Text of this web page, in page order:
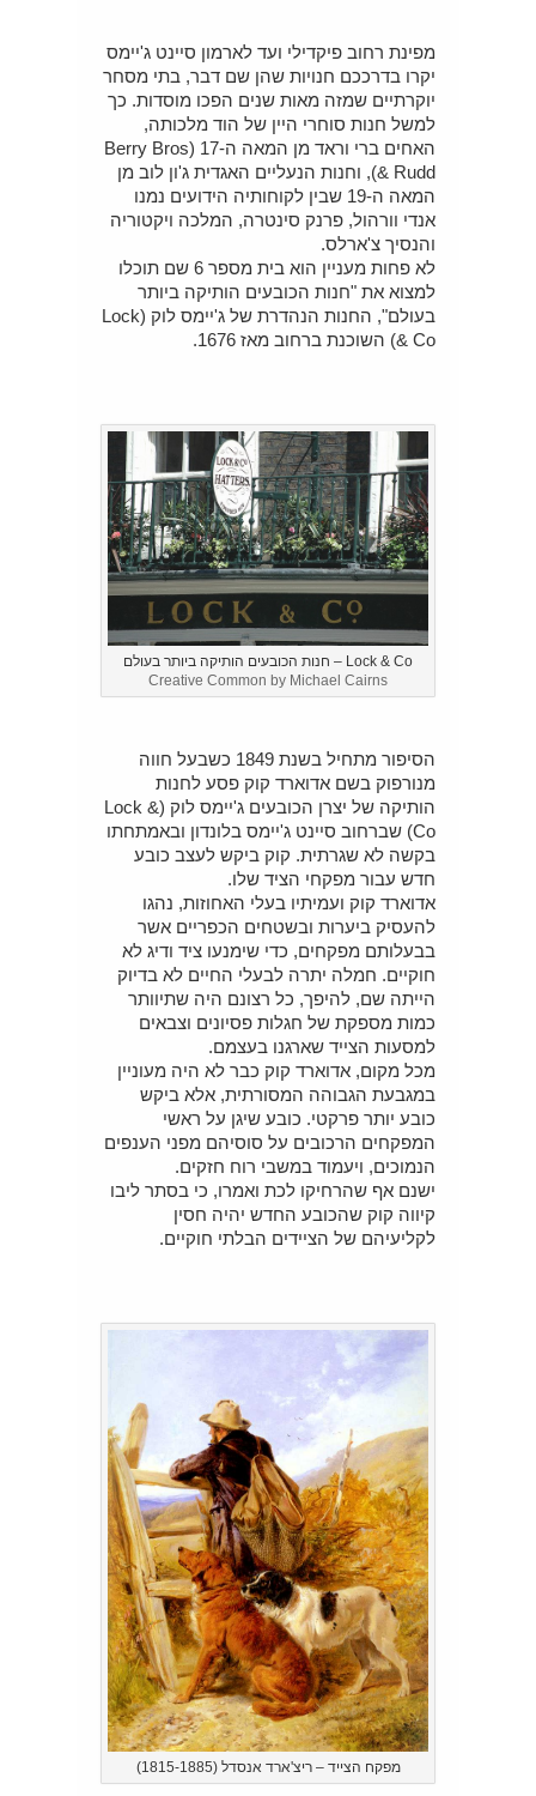
מפינת רחוב פיקדילי ועד לארמון סיינט ג'יימס
יקרו בדרככם חנויות שהן שם דבר, בתי מסחר
יוקרתיים שמזה מאות שנים הפכו מוסדות. כך
למשל חנות סוחרי היין של הוד מלכותה,
האחים ברי וראד מן המאה ה-17 (Berry Bros
& Rudd), וחנות הנעליים האגדית ג'ון לוב מן
המאה ה-19 שבין לקוחותיה הידועים נמנו
אנדי וורהול, פרנק סינטרה, המלכה ויקטוריה
והנסיך צ'ארלס.
לא פחות מעניין הוא בית מספר 6 שם תוכלו
למצוא את "חנות הכובעים הותיקה ביותר
בעולם", החנות הנהדרת של ג'יימס לוק (Lock
& Co) השוכנת ברחוב מאז 1676.
Lock & Co – חנות הכובעים הותיקה ביותר בעולם
Creative Common by Michael Cairns
הסיפור מתחיל בשנת 1849 כשבעל חווה
מנורפוק בשם אדוארד קוק פסע לחנות
הותיקה של יצרן הכובעים ג'יימס לוק (Lock &
Co) שברחוב סיינט ג'יימס בלונדון ובאמתחתו
בקשה לא שגרתית. קוק ביקש לעצב כובע
חדש עבור מפקחי הציד שלו.
אדוארד קוק ועמיתיו בעלי האחוזות, נהגו
להעסיק ביערות ובשטחים הכפריים אשר
בבעלותם מפקחים, כדי שימנעו ציד ודיג לא
חוקיים. חמלה יתרה לבעלי החיים לא בדיוק
הייתה שם, להיפך, כל רצונם היה שתיוותר
כמות מספקת של חגלות פסיונים וצבאים
למסעות הצייד שארגנו בעצמם.
מכל מקום, אדוארד קוק כבר לא היה מעוניין
במגבעת הגבוהה המסורתית, אלא ביקש
כובע יותר פרקטי. כובע שיגן על ראשי
המפקחים הרכובים על סוסיהם מפני הענפים
הנמוכים, ויעמוד במשבי רוח חזקים.
ישנם אף שהרחיקו לכת ואמרו, כי בסתר ליבו
קיווה קוק שהכובע החדש יהיה חסין
לקליעיהם של הציידים הבלתי חוקיים.
מפקח הצייד – ריצ'ארד אנסדל (1815-1885)